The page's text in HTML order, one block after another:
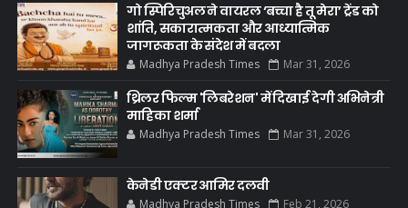
गो स्पिरिचुअल ने वायरल ‘बच्चा है तू मेरा’ ट्रेंड को
शांति, सकारात्मकता और आध्यात्मिक
जागरूकता के संदेश में बदला
Madhya Pradesh Times Mar 31, 2026
थ्रिलर फिल्म 'लिबरेशन' में दिखाई देगी अभिनेत्री
माहिका शर्मा
Madhya Pradesh Times Mar 31, 2026
केनेडी एक्टर आमिर दलवी
Madhya Pradesh Times Feb 21, 2026